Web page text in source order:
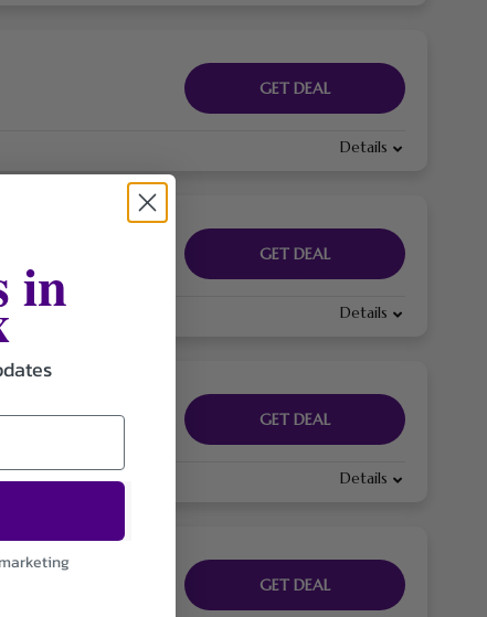
GET DEAL
Details
GET DEAL
Details
GET DEAL
Details
GET DEAL
in